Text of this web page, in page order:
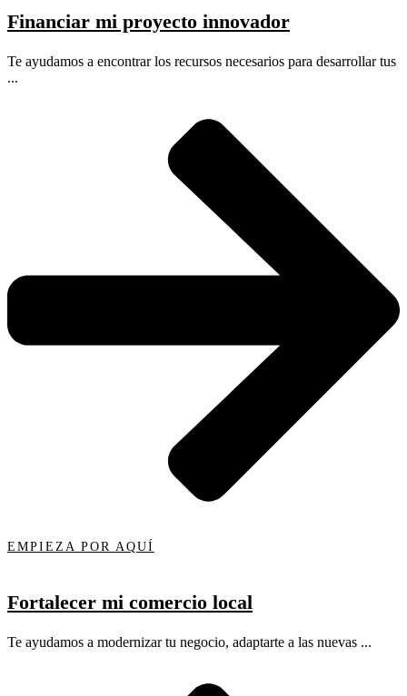
Financiar mi proyecto innovador
Te ayudamos a encontrar los recursos necesarios para desarrollar tus
...
EMPIEZA POR AQUÍ
Fortalecer mi comercio local
Te ayudamos a modernizar tu negocio, adaptarte a las nuevas ...